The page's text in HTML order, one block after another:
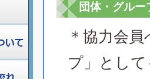
団体・グル
＊協力会
プ」とし